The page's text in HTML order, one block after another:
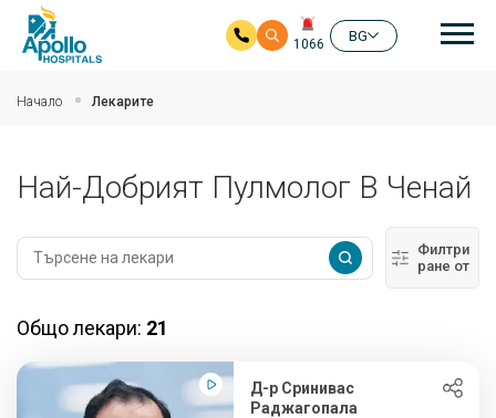
1066
BG
Начало Лекарите
Най-Добрият Пулмолог В Ченай
Филтри
ране от
Общо лекари: 21
Д-р Сринивас
Раджагопала